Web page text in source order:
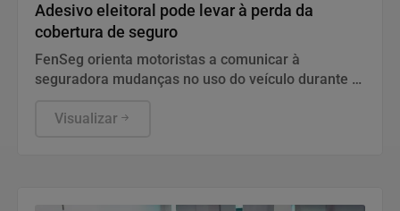
Adesivo eleitoral pode levar à perda da
cobertura de seguro
FenSeg orienta motoristas a comunicar à
seguradora mudanças no uso do veículo durante a
Visualizar